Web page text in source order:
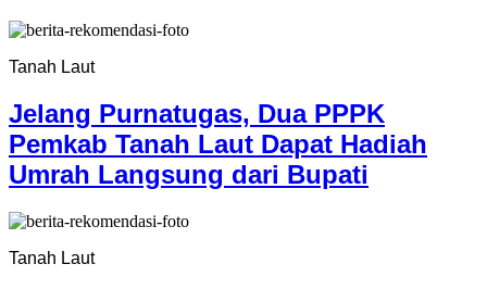
Tanah Laut
Jelang Purnatugas, Dua PPPK
Pemkab Tanah Laut Dapat Hadiah
Umrah Langsung dari Bupati
Tanah Laut